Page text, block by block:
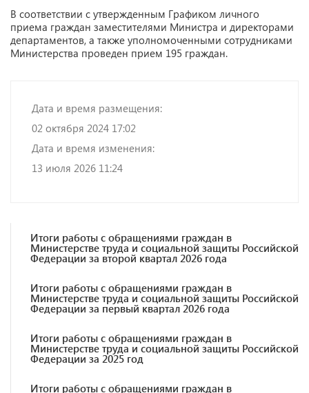
В соответствии с утвержденным Графиком личного
приема граждан заместителями Министра и директорами
департаментов, а также уполномоченными сотрудниками
Министерства проведен прием 195 граждан.
Дата и время размещения:
02 октября 2024 17:02
Дата и время изменения:
13 июля 2026 11:24
Итоги работы с обращениями граждан в
Министерстве труда и социальной защиты Российской
Федерации за второй квартал 2026 года
Итоги работы с обращениями граждан в
Министерстве труда и социальной защиты Российской
Федерации за первый квартал 2026 года
Итоги работы с обращениями граждан в
Министерстве труда и социальной защиты Российской
Федерации за 2025 год
Итоги работы с обращениями граждан в